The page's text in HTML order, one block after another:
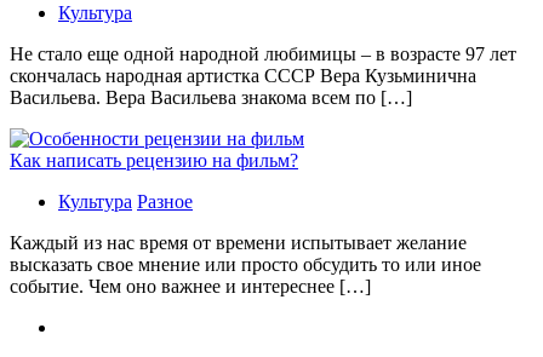
Культура
Не стало еще одной народной любимицы – в возрасте 97 лет
скончалась народная артистка СССР Вера Кузьминична
Васильева. Вера Васильева знакома всем по […]
Как написать рецензию на фильм?
Культура Разное
Каждый из нас время от времени испытывает желание
высказать свое мнение или просто обсудить то или иное
событие. Чем оно важнее и интереснее […]